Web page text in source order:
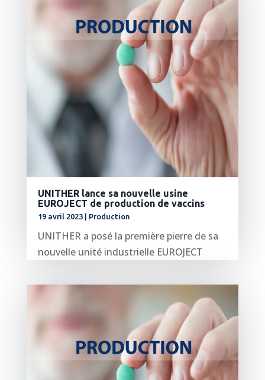
UNITHER lance sa nouvelle usine
EUROJECT de production de vaccins
19 avril 2023| Production
UNITHER a posé la première pierre de sa
nouvelle unité industrielle EUROJECT
lire plus